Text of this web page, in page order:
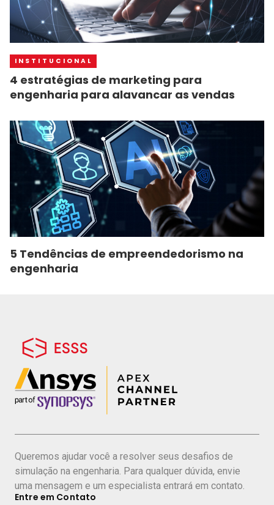
INSTITUCIONAL
4 estratégias de marketing para
engenharia para alavancar as vendas
5 Tendências de empreendedorismo na
engenharia
Queremos ajudar você a resolver seus desafios de
simulação na engenharia. Para qualquer dúvida, envie
uma mensagem e um especialista entrará em contato.
Entre em Contato